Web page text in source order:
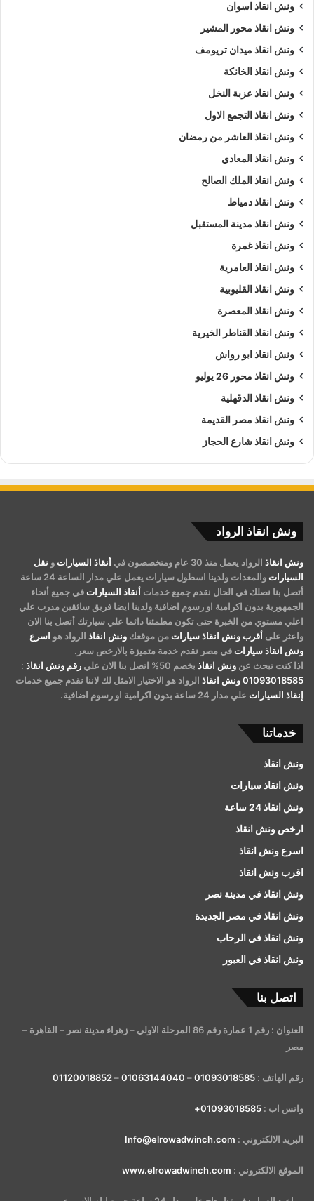
ونش انقاذ اسوان
ونش انقاذ محور المشير
ونش انقاذ ميدان تريومف
ونش انقاذ الخانكة
ونش انقاذ عزبة النخل
ونش انقاذ التجمع الاول
ونش انقاذ العاشر من رمضان
ونش انقاذ المعادي
ونش انقاذ الملك الصالح
ونش انقاذ دمياط
ونش انقاذ مدينة المستقبل
ونش انقاذ غمرة
ونش انقاذ العامرية
ونش انقاذ القليوبية
ونش انقاذ المعصرة
ونش انقاذ القناطر الخيرية
ونش انقاذ ابو رواش
ونش انقاذ محور 26 يوليو
ونش انقاذ الدقهلية
ونش انقاذ مصر القديمة
ونش انقاذ شارع الحجاز
ونش انقاذ الرواد
ونش انقاذ الرواد يعمل منذ 30 عام ومتخصصون في أنقاذ السيارات و نقل
السيارات
والمعدات ولدينا اسطول سيارات يعمل علي مدار الساعة 24 ساعة
أتصل بنا نصلك في الحال نقدم جميع خدمات أنقاذ السيارات في جميع أنحاء
الجمهورية بدون اكرامية او رسوم اضافية ولدينا ايضا فريق سائقين مدرب علي
اعلي مستوي من الخبرة حتى تكون مطمئنا دائما علي سيارتك أتصل بنا الان
واعثر على أقرب ونش انقاذ سيارات من موقعك ونش انقاذ الرواد هو اسرع
ونش انقاذ سيارات في مصر نقدم خدمة متميزة بالارخص سعر.
اذا كنت تبحث عن ونش انقاذ بخصم 50% اتصل بنا الان علي رقم ونش انقاذ :
01093018585ونش انقاذ الرواد هو الاختيار الامثل لك لاننا نقدم جميع خدمات
إنقاذ السيارات علي مدار 24 ساعة بدون اكرامية او رسوم اضافية.
خدماتنا
ونش انقاذ
ونش انقاذ سيارات
ونش انقاذ 24 ساعة
ارخص ونش انقاذ
اسرع ونش انقاذ
اقرب ونش انقاذ
ونش انقاذ في مدينة نصر
ونش انقاذ في مصر الجديدة
ونش انقاذ في الرحاب
ونش انقاذ في العبور
اتصل بنا
العنوان : رقم 1 عمارة رقم 86 المرحلة الاولي – زهراء مدينة نصر – القاهرة –
مصر
رقم الهاتف : 01093018585
–
01063144040
–
01120018852
واتس اب : 01093018585+
البريد الالكتروني : Info@elrowadwinch.com
الموقع الالكتروني : www.elrowadwinch.com